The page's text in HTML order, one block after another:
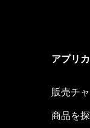
アプリ
販売チ
商品を